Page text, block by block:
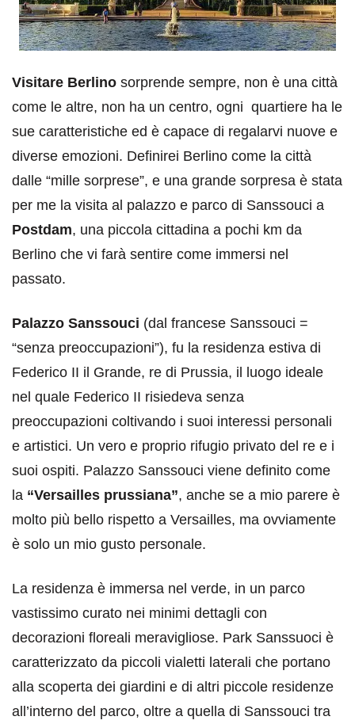
Visitare Berlino sorprende sempre, non è una città
come le altre, non ha un centro, ogni quartiere ha le
sue caratteristiche ed è capace di regalarvi nuove e
diverse emozioni. Definirei Berlino come la città
dalle “mille sorprese”, e una grande sorpresa è stata
per me la visita al palazzo e parco di Sanssouci a
Postdam, una piccola cittadina a pochi km da
Berlino che vi farà sentire come immersi nel
passato.
Palazzo Sanssouci (dal francese Sanssouci =
“senza preoccupazioni”), fu la residenza estiva di
Federico II il Grande, re di Prussia, il luogo ideale
nel quale Federico II risiedeva senza
preoccupazioni coltivando i suoi interessi personali
e artistici. Un vero e proprio rifugio privato del re e i
suoi ospiti. Palazzo Sanssouci viene definito come
la “Versailles prussiana”, anche se a mio parere è
molto più bello rispetto a Versailles, ma ovviamente
è solo un mio gusto personale.
La residenza è immersa nel verde, in un parco
vastissimo curato nei minimi dettagli con
decorazioni floreali meravigliose. Park Sanssuoci è
caratterizzato da piccoli vialetti laterali che portano
alla scoperta dei giardini e di altri piccole residenze
all’interno del parco, oltre a quella di Sanssouci tra